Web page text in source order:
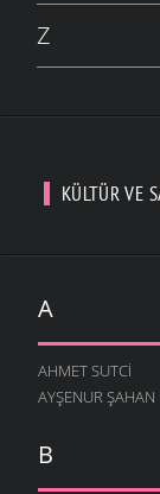
Z
KÜLTÜR VE
A
AHMET SUTCI
AYŞENUR ŞAHAN
B